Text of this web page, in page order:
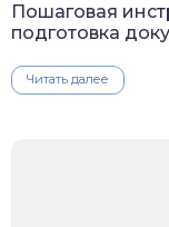
Пошаговая
подготовка
Читать далее